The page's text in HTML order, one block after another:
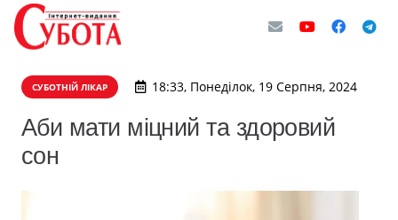
СУБОТНІЙ ЛІКАР 18:33, Понеділок, 19 Серпня, 2024
Аби мати міцний та здоровий
сон